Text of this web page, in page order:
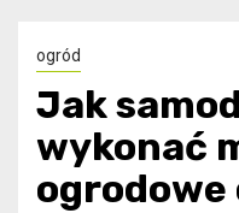
ogród
Jak
wykonać
ogrodowe